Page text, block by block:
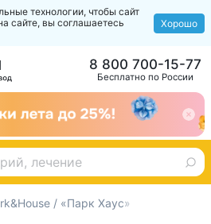
технологии, чтобы сайт
сайте, вы соглашаетесь
Хорошо
Бесплатно по России
8 800 700-15-77
/ «Парк Хаус»